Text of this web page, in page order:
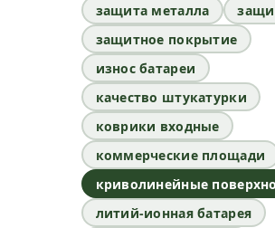
защита металла
защитное покрытие
износ батареи
качество штукатурки
коврики входные
коммерческие площади
криволинейные
литий-ионная батарея